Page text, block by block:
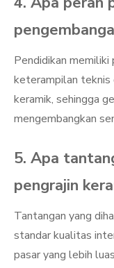
Pendidikan memiliki
keterampilan teknis
keramik, sehingga
mengembangkan
5. Apa
pengrajin
Tantangan yang
standar kualitas
pasar yang lebih